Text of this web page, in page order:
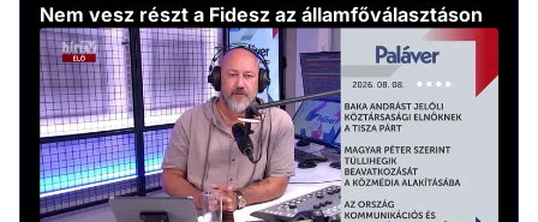
Nem vesz részt a Fidesz az államfőválasztáson